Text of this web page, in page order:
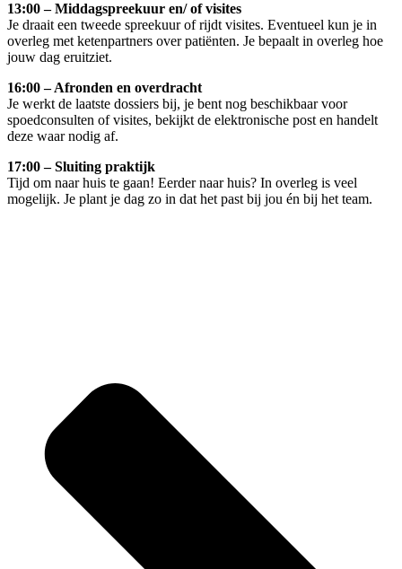
13:00 –Middagspreekuur en/ of visites
Je draait een tweede spreekuur of rijdt visites. Eventueel kun je in
overleg met ketenpartners over patiënten. Je bepaalt in overleg hoe
jouw dag eruitziet.
16:00 –Afronden en overdracht
Je werkt de laatste dossiers bij, je bent nog beschikbaar voor
spoedconsulten of visites, bekijkt de elektronische post en handelt
deze waar nodig af.
17:00 –Sluiting praktijk
Tijd om naar huis te gaan! Eerder naar huis? In overleg is veel
mogelijk. Je plant je dag zo in dat het past bij jou én bij het team.